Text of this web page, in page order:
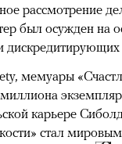
рассмотрение
был осужден на
дискредитирующих
мемуары
карьере
стал